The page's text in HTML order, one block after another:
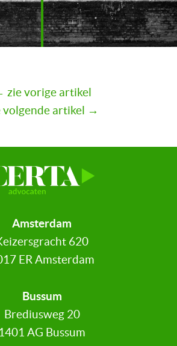
zie vorige artikel
volgende artikel →
Amsterdam
620
ER Amsterdam
Bussum
Brediusweg 20
1401 AG Bussum